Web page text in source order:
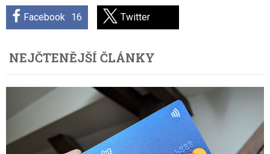
Facebook 16 Twitter
NEJČTENĚJŠÍ ČLÁNKY